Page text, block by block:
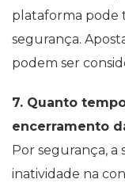
plataforma pode
segurança.
podem ser
7. Quanto
encerramento
Por segurança, a
inatividade na